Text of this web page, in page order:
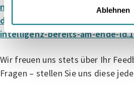
Ablehnen
nvidia-microsoft-und-co-unter-
dominanz-der-amerikaner-bei-
intelligenz-bereits-am-ende-
Wir freuen uns stets über Ihr
Fragen – stellen Sie uns diese